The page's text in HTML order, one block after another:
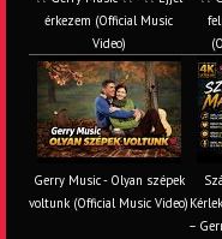
érkezem (Official Music
Video)
Gerry Music - Olyan szépek
voltunk (Official Music Video)
–